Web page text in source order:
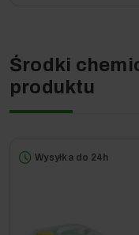
Wyposażenie
Środki
produktu
Wysyłka do 24h